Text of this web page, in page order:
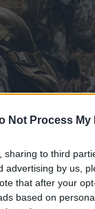
Not Process
sharing to third
advertising by us,
that after your
based on